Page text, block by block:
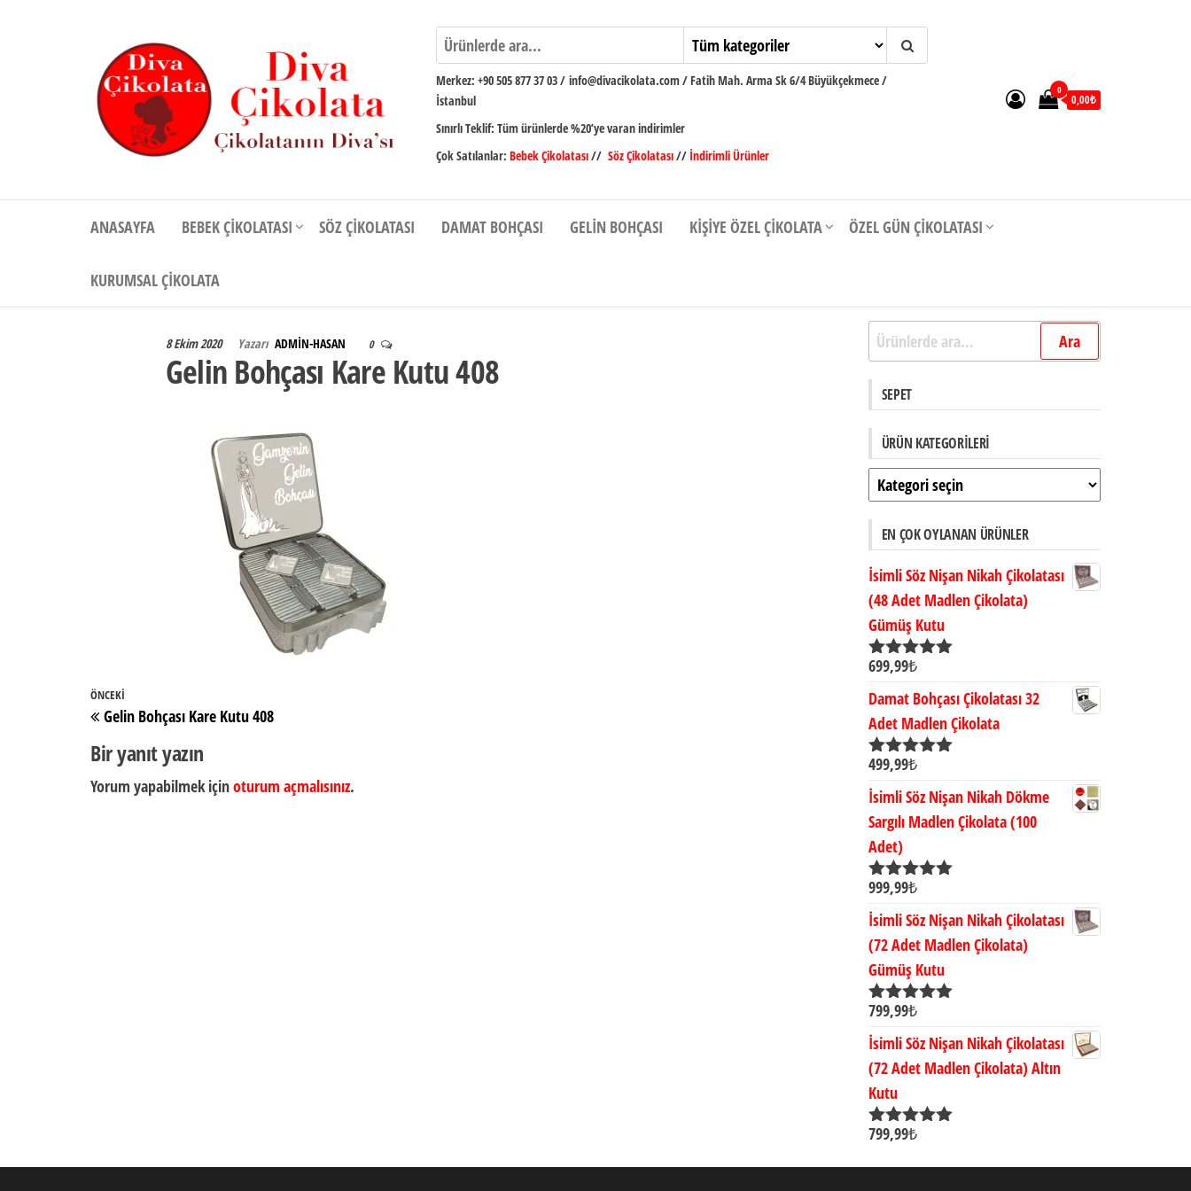
Çikolata
Merkez: +90 505 877 37 03/ info@divacikolata.com / Fatih Mah. Arma Sk 6/4 Büyükçekmece /
İstanbul
Sınırlı Teklif: Tüm ürünlerde %20’ye varan indirimler
Çok Satılanlar: Bebek Çikolatası// Söz Çikolatası// İndirimli Ürünler
0
0,00₺
ANASAYFA BEBEK ÇIKOLATASI SÖZ ÇIKOLATASI DAMAT BOHÇASI GELIN BOHÇASI KIŞIYE ÖZEL ÇIKOLATA ÖZEL GÜN ÇIKOLATASI
KURUMSAL ÇIKOLATA
8 Ekim 2020 Yazarı ADMIN-HASAN 0
Gelin Bohçası Kare Kutu 408
Yazı
gezinmesi
Önceki
Yazı
ÖNCEKI
Gelin Bohçası Kare Kutu 408
Bir yanıt yazın
Yorum yapabilmek içinoturum açmalısınız.
Ara: Ara
SEPET
ÜRÜN KATEGORILERI
EN ÇOK OYLANAN ÜRÜNLER
İsimli Söz Nişan Nikah Çikolatası
(48 Adet Madlen Çikolata)
Gümüş Kutu
5 üzerinden
699,99₺
Damat Bohçası Çikolatası 32
Adet Madlen Çikolata
5 üzerinden
499,99₺
İsimli Söz Nişan Nikah Dökme
Sargılı Madlen Çikolata (100
Adet)
5 üzerinden
999,99₺
İsimli Söz Nişan Nikah Çikolatası
(72 Adet Madlen Çikolata)
Gümüş Kutu
5 üzerinden
799,99₺
İsimli Söz Nişan Nikah Çikolatası
(72 Adet Madlen Çikolata) Altın
Kutu
5 üzerinden
799,99₺